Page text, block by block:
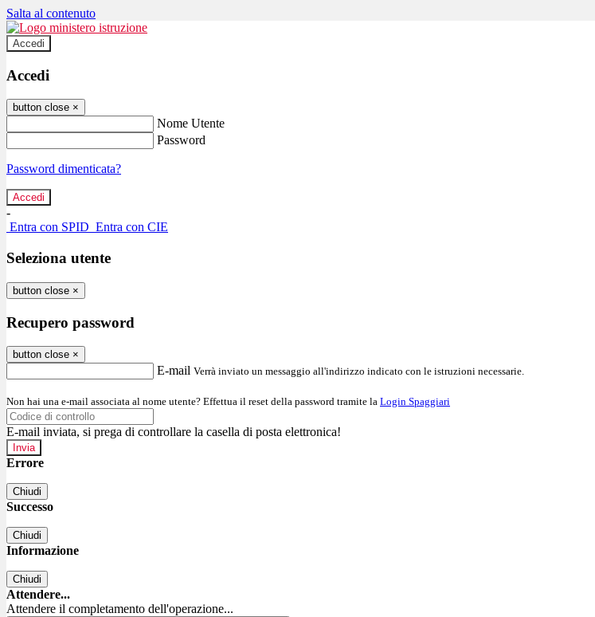
Salta al contenuto
Accedi
Accedi
button close ×
Nome Utente
Password
Password dimenticata?
-
Entra con SPID Entra con CIE
Seleziona utente
button close ×
Recupero password
button close ×
E-mail Verrà inviato un messaggio all'indirizzo indicato con le istruzioni necessarie.
Non hai una e-mail associata al nome utente? Effettua il reset della password tramite la Login Spaggiari
E-mail inviata, si prega di controllare la casella di posta elettronica!
Errore
Chiudi
Successo
Chiudi
Informazione
Chiudi
Attendere...
Attendere il completamento dell'operazione...